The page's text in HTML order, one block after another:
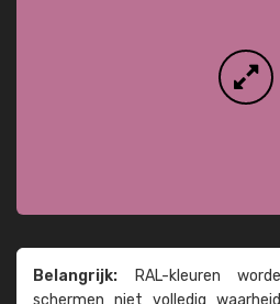
Belangrijk: RAL-kleuren
schermen niet volledig